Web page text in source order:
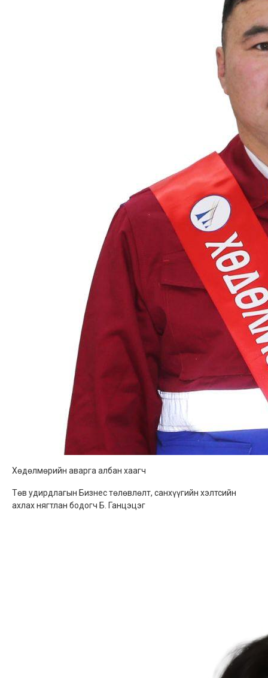
Хөдөлмөрийн аварга албан хаагч
Төв удирдлагын Бизнес төлөвлөлт, санхүүгийн хэлтсийн
ахлах нягтлан бодогч Б. Ганцэцэг